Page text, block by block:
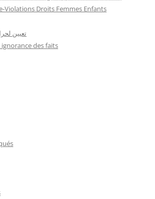
Violations Droits Femmes Enfants
تعيين
des faits